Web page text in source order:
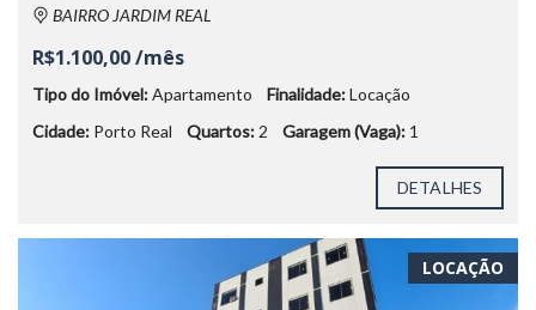
BAIRRO JARDIM REAL
R$1.100,00 /mês
Tipo do Imóvel:Apartamento Finalidade:Locação
Cidade: Porto Real Quartos: 2 Garagem (Vaga): 1
DETALHES
LOCAÇÃO